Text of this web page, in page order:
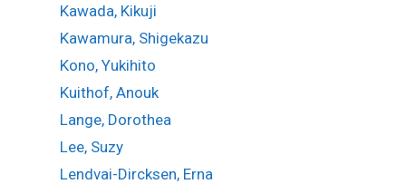
Kawada, Kikuji
Kawamura, Shigekazu
Kono, Yukihito
Kuithof, Anouk
Lange, Dorothea
Lee, Suzy
Lendvai-Dircksen, Erna